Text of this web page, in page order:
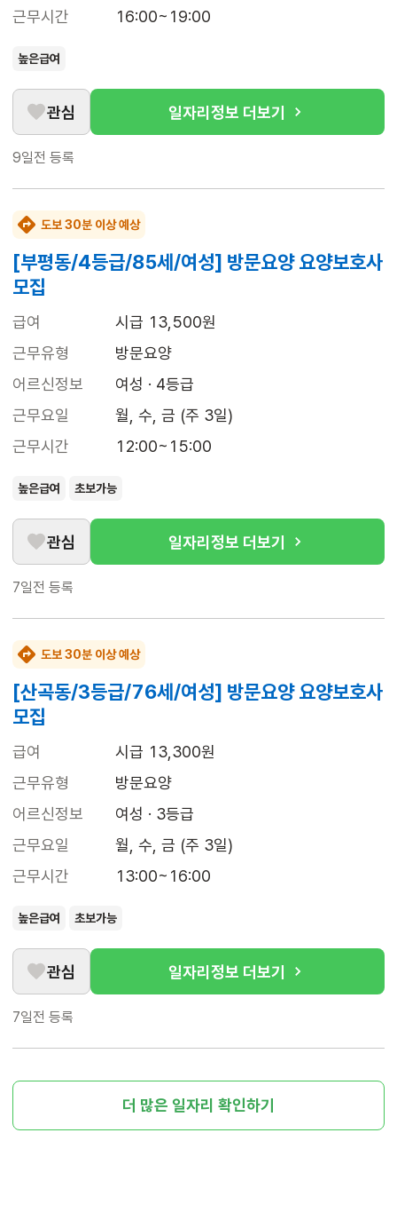
근무시간
16:00~19:00
높은급여
관심 일자리정보 더보기
9일전 등록
도보 30분 이상 예상
[부평동/4등급/85세/여성] 방문요양 요양보호사
모집
급여
시급 13,500원
근무유형
방문요양
어르신정보
여성 · 4등급
근무요일
월, 수, 금 (주 3일)
근무시간
12:00~15:00
높은급여 초보가능
관심 일자리정보 더보기
7일전 등록
도보 30분 이상 예상
[산곡동/3등급/76세/여성] 방문요양 요양보호사
모집
급여
시급 13,300원
근무유형
방문요양
어르신정보
여성 · 3등급
근무요일
월, 수, 금 (주 3일)
근무시간
13:00~16:00
높은급여 초보가능
관심 일자리정보 더보기
7일전 등록
더 많은 일자리 확인하기